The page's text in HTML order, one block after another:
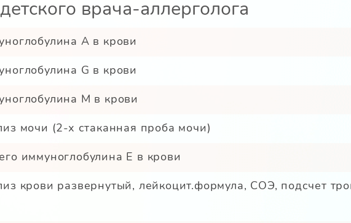
врача-аллерголога
A в крови
G в крови
M в крови
мочи (2-х стаканная проба мочи)
иммуноглобулина E в крови
крови развернутый, лейкоцит.формула, СОЭ, подсчет